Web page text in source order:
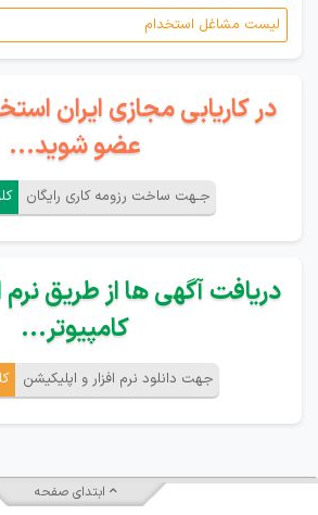
لیست مشاغل استخدام
در کاریابی مجازی ایران
عضو شوید...
جـهت ساخت رزومه کاری رایگان
دریافت آگهی ها از طریق نرم
کامپیوتر...
جهت دانلود نرم افزار و اپلیکیشن
ابتدای صفحه